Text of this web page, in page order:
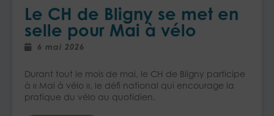
Le CH de Bligny se met en
selle pour Mai à vélo
6 mai 2026
Durant tout le mois de mai, le CH de Bligny participe
à « Mai à vélo », le défi national qui encourage la
pratique du vélo au quotidien.